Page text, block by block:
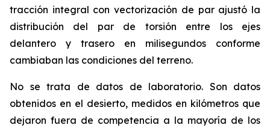
tracción integral con vectorización de par ajustó la
distribución del par de torsión entre los ejes
delantero y trasero en milisegundos conforme
cambiaban las condiciones del terreno.
No se trata de datos de laboratorio. Son datos
obtenidos en el desierto, medidos en kilómetros que
dejaron fuera de competencia a la mayoría de los